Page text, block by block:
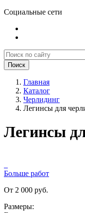
Социальные сети
Поиск
Главная
Каталог
Черлидинг
Легинсы для
Легинсы
Больше работ
От 2 000 руб.
Размеры: